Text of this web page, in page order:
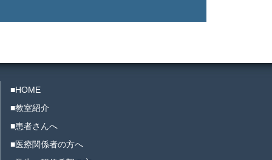
■HOME
■教室紹介
■患者さんへ
■医療関係者の方へ